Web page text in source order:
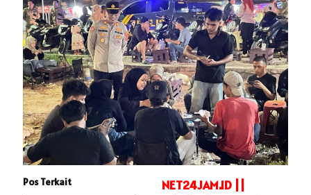
NET24JAM.ID ||
Pos Terkait